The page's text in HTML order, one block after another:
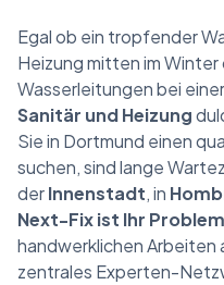
Egal ob ein tropfender
Heizung mitten im
Wasserleitungen bei
Sanitär und Heizung
Sie in Dortmund einen
suchen, sind lange
derInnenstadt, in
Next-Fix ist Ihr
handwerklichen Arbeiten
zentrales Experten-